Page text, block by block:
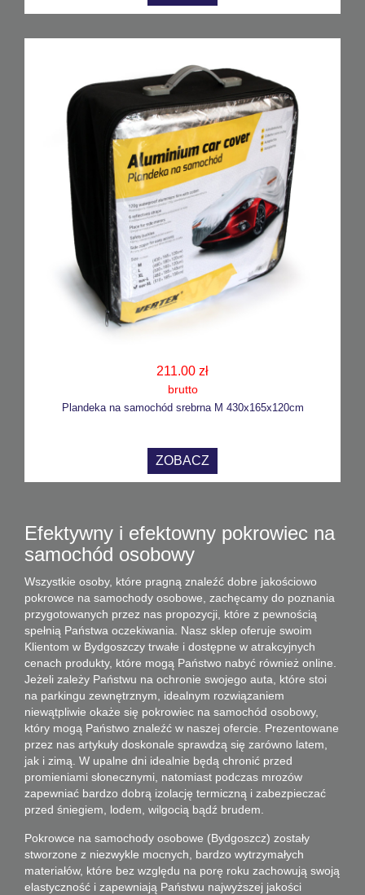
211.00 zł
brutto
Plandeka na samochód srebrna M 430x165x120cm
ZOBACZ
Efektywny i efektowny pokrowiec na
samochód osobowy
Wszystkie osoby, które pragną znaleźć dobre jakościowo
pokrowce na samochody osobowe, zachęcamy do poznania
przygotowanych przez nas propozycji, które z pewnością
spełnią Państwa oczekiwania. Nasz sklep oferuje swoim
Klientom w Bydgoszczy trwałe i dostępne w atrakcyjnych
cenach produkty, które mogą Państwo nabyć również online.
Jeżeli zależy Państwu na ochronie swojego auta, które stoi
na parkingu zewnętrznym, idealnym rozwiązaniem
niewątpliwie okaże się pokrowiec na samochód osobowy,
który mogą Państwo znaleźć w naszej ofercie. Prezentowane
przez nas artykuły doskonale sprawdzą się zarówno latem,
jak i zimą. W upalne dni idealnie będą chronić przed
promieniami słonecznymi, natomiast podczas mrozów
zapewniać bardzo dobrą izolację termiczną i zabezpieczać
przed śniegiem, lodem, wilgocią bądź brudem.
Pokrowce na samochody osobowe (Bydgoszcz) zostały
stworzone z niezwykle mocnych, bardzo wytrzymałych
materiałów, które bez względu na porę roku zachowują swoją
elastyczność i zapewniają Państwu najwyższej jakości